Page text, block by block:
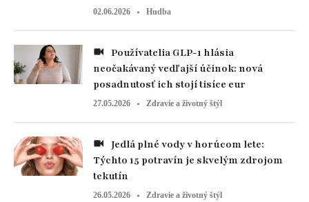
02.06.2026 Hudba
neočakávaný vedľajší účinok: nová
posadnutosť ich stojí tisíce eur
27.05.2026 Zdravie a životný štýl
Týchto 15 potravín je skvelým zdrojom
tekutín
26.05.2026 Zdravie a životný štýl